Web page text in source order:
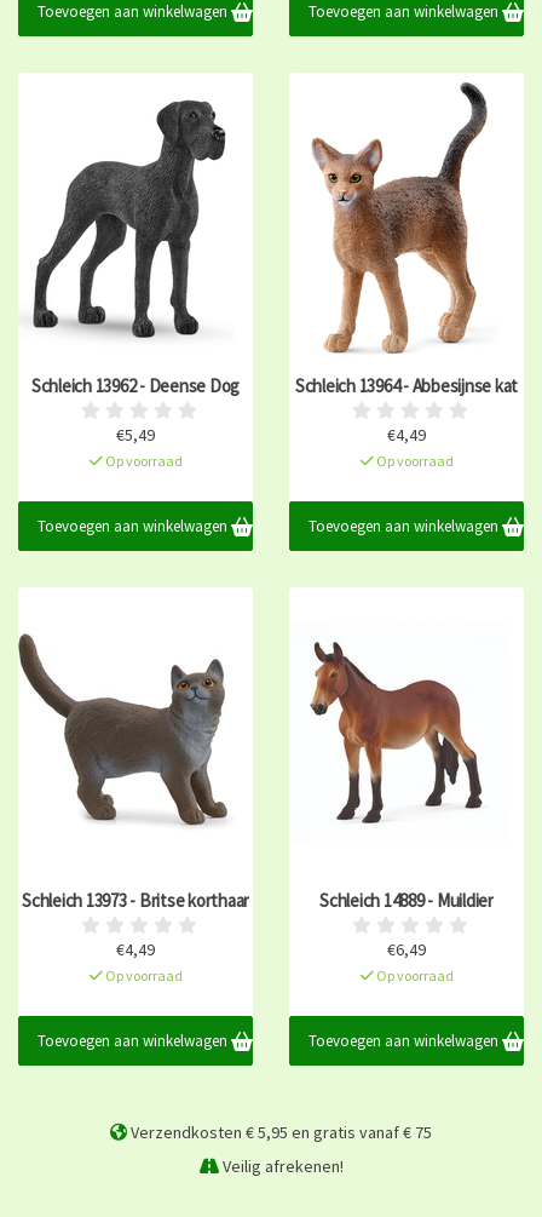
Toevoegen aan winkelwagen Toevoegen aan winkelwagen
Schleich 13962 - Deense Dog
€5,49
Op voorraad
Toevoegen aan winkelwagen
Schleich 13964 - Abbesijnse kat
€4,49
Op voorraad
Toevoegen aan winkelwagen
Schleich 13973 - Britse korthaar
€4,49
Op voorraad
Toevoegen aan winkelwagen
Schleich 14889 - Muildier
€6,49
Op voorraad
Toevoegen aan winkelwagen
Verzendkosten € 5,95 en gratis vanaf € 75
Veilig afrekenen!